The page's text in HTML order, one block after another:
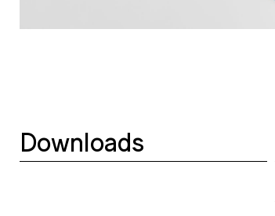
Downloads